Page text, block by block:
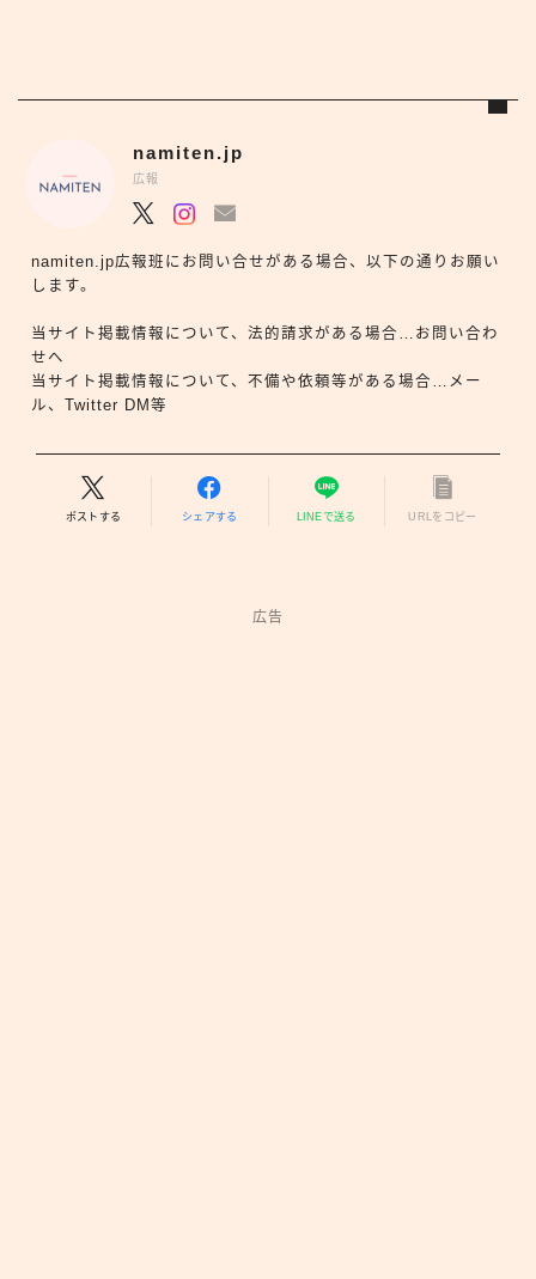
namiten.jp
広報
namiten.jp広報班にお問い合せがある場合、以下の通りお願い
します。
当サイト掲載情報について、法的請求がある場合…お問い合わ
せへ
当サイト掲載情報について、不備や依頼等がある場合…メー
ル、Twitter DM等
ポストする シェアする LINEで送る URLをコピー
広告